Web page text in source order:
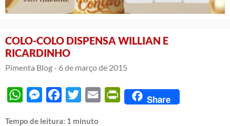
COLO-COLO DISPENSA WILLIAN E
RICARDINHO
Pimenta Blog - 6 de março de 2015
WhatsAppMessengerFacebook
Twitter Email PrintFriendly
Share
Tempo de leitura: 1 minuto